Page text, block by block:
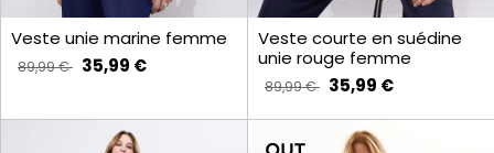
Veste unie marine femme
89,99 € 35,99 €
Veste courte en suédine
unie rouge femme
89,99 € 35,99 €